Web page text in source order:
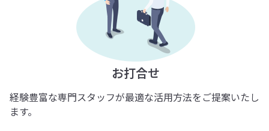
お打合せ
経験豊富な専門スタッフが最適な活用方法をご提案いたし
ます。